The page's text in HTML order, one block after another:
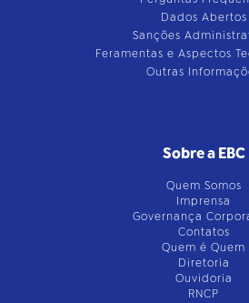
Dados Abertos
Sanções
Feramentas e Aspectos
Outras
Sobre a EBC
Quem Somos
Imprensa
Governança
Contatos
Quem é Quem
Diretoria
Ouvidoria
RNCP